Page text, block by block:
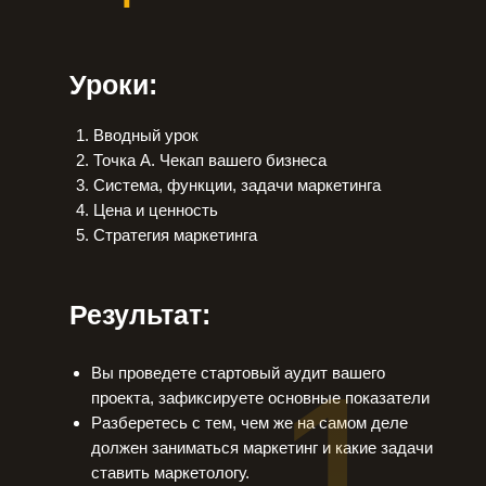
Вводный урок
Точка А. Чекап вашего бизнеса
Система, функции, задачи маркетинга
Цена и ценность
Стратегия маркетинга
Уроки:
Вы проведете стартовый аудит вашего
проекта, зафиксируете основные показатели
Разберетесь с тем, чем же на самом деле
должен заниматься маркетинг и какие задачи
ставить маркетологу.
Результат: